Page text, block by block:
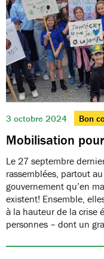
3 octobre 2024 Bon
Mobilisation
Le 27 septembre
rassemblées, partout
gouvernement qu’en
existent! Ensemble,
à la hauteur de la crise
personnes – dont un